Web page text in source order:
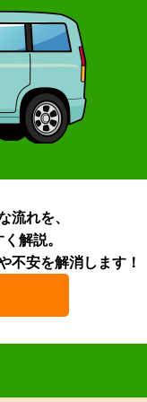
流れを、
解説。
不安を解消します！